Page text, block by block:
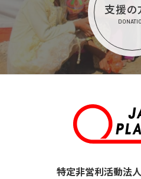
支援の
特定非営利活動法人